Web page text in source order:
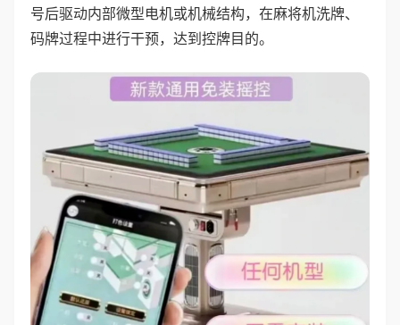
号后驱动内部微型电机或机械结构，在麻将机洗牌、
码牌过程中进行干预，达到控牌目的。